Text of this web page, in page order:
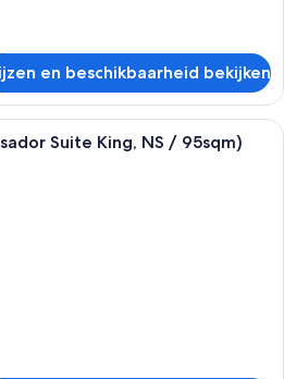
en beschikbaarheid bekijken
Een hotelkamer met een groot bed,
Suite King, NS / 95sqm)